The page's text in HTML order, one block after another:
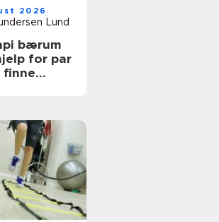
2026
Lund
bærum
for par
finne